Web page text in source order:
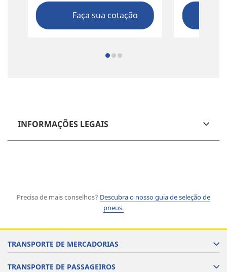
Faça sua cotação
INFORMAÇÕES LEGAIS
Precisa de mais conselhos? Descubra o nosso guia de seleção de
pneus.
TRANSPORTE DE MERCADORIAS
TRANSPORTE DE PASSAGEIROS